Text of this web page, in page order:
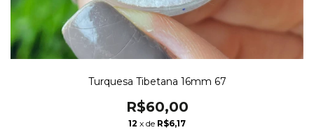
Turquesa Tibetana 16mm 67
R$60,00
12 x de R$6,17